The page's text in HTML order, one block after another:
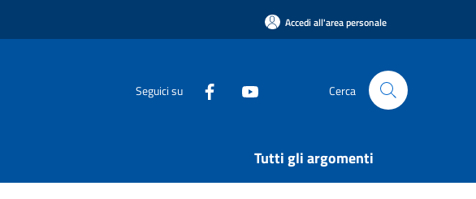
Accedi all'area personale
Seguici su Cerca
Tutti gli argomenti